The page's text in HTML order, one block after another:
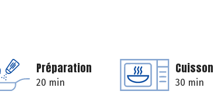
Préparation
20 min
Cuisson
30 min